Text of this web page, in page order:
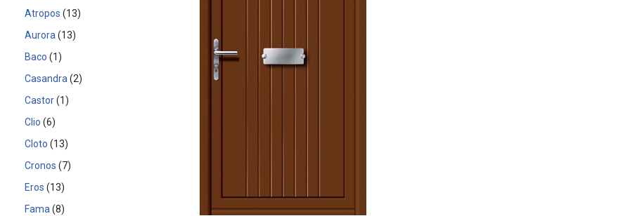
Atropos
13
Aurora
13
Baco
1
Casandra 2
Castor 1
Clio 6
Cloto
13
Cronos
7
Eros
13
Fama 8